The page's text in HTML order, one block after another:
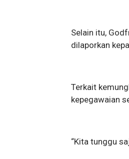
Selain itu,
dilaporkan
Terkait
kepegawaian
“Kita tunggu